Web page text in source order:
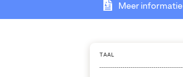
Meer informatie
TAAL